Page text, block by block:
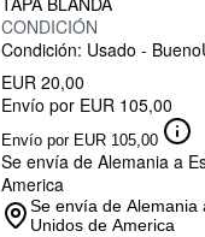
CONDICIÓN
Condición: Usado - Bueno
EUR 20,00
Envío por EUR 105,00
Envío por EUR 105,00
Se envía de Alemania a
America
Se envía de Alemania
Unidos de America